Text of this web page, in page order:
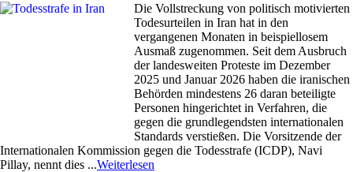
Die Vollstreckung von politisch motivierten
Todesurteilen in Iran hat in den
vergangenen Monaten in beispiellosem
Ausmaß zugenommen. Seit dem Ausbruch
der landesweiten Proteste im Dezember
2025 und Januar 2026 haben die iranischen
Behörden mindestens 26 daran beteiligte
Personen hingerichtet in Verfahren, die
gegen die grundlegendsten internationalen
Standards verstießen. Die Vorsitzende der
Internationalen Kommission gegen die Todesstrafe (ICDP), Navi
Pillay, nennt dies ...Weiterlesen